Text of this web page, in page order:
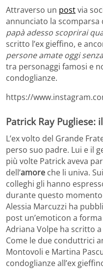
Attraverso un postvia
annunciato la
papà adesso scoprirai
scritto l’ex gieffino, e
persone amate oggi
tra personaggi famosi e
condoglianze.
https://
Patrick Ray Pugliese:
L’ex volto del Grande
perso suo padre. Lui e il
più volte Patrick aveva
dell’amore che li univa.
colleghi gli hanno
durante questo
Alessia Marcuzzi ha
post un’emoticon a
Adriana Volpe ha scritto
Come le due conduttrici
Montovoli e Martina
condoglianze all’ex